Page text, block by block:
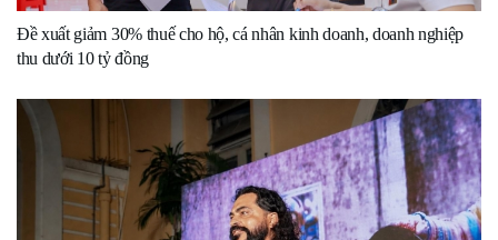
Đề xuất giảm 30% thuế cho hộ, cá nhân kinh doanh, doanh nghiệp
thu dưới 10 tỷ đồng